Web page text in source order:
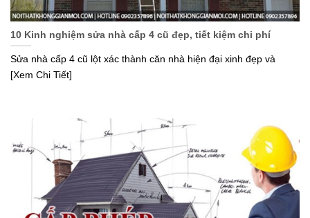
10 Kinh nghiệm sửa nhà cấp 4 cũ đẹp, tiết kiệm chi phí
Sửa nhà cấp 4 cũ lột xác thành căn nhà hiện đại xinh đẹp và
[Xem Chi Tiết]